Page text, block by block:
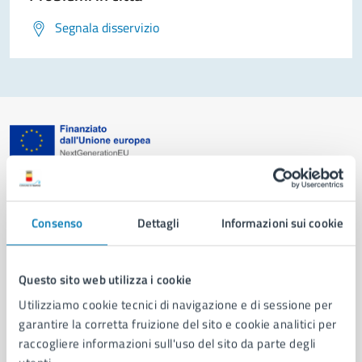
Consenso Dettagli Informazioni sui cookie
Questo sito web utilizza i cookie
Utilizziamo cookie tecnici di navigazione e di sessione per
garantire la corretta fruizione del sito e cookie analitici per
raccogliere informazioni sull'uso del sito da parte degli
Segnala disservizio
Organi di governo
Municipalità
Uffici
Enti e fondazioni
Politici